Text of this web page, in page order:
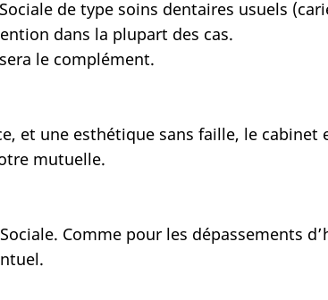
de type soins dentaires usuels
dans la plupart des cas.
le complément.
et une esthétique sans faille, le cabinet
mutuelle.
Comme pour les dépassements